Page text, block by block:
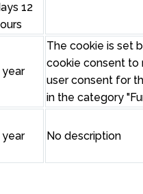
12
year
The cookie is set
cookie consent to
user consent for
in the category
year No description